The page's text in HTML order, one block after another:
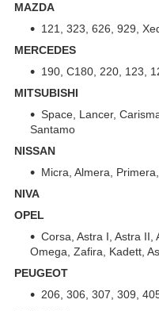
MAZDA
121, 323, 626, 929,
MERCEDES
190, C180, 220, 123,
MITSUBISHI
Space, Lancer,
Santamo
NISSAN
Micra, Almera,
NIVA
OPEL
Corsa, Astra I, Astra II,
Omega, Zafira, Kadett,
PEUGEOT
206, 306, 307, 309,